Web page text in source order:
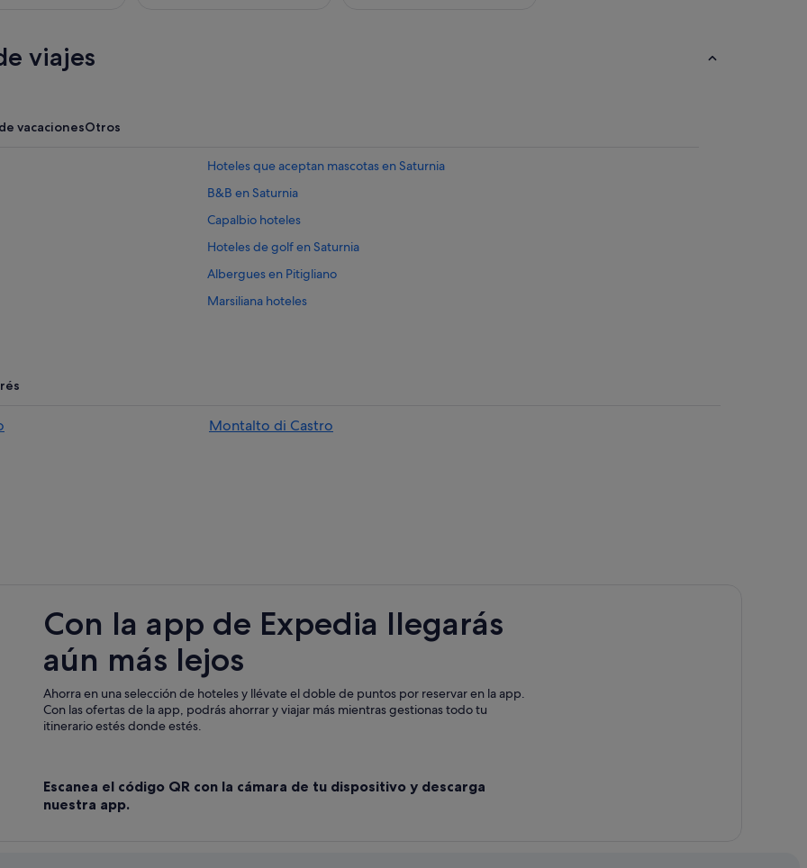
viajes
vacacionesOtros
Hoteles que aceptan mascotas en Saturnia
B&B en Saturnia
Capalbio hoteles
Hoteles de golf en Saturnia
Albergues en Pitigliano
Marsiliana hoteles
Hoteles cerca de Jardín del Tarot
Posadas en Saturnia
Ansedonia hoteles
Borgo Carige hoteles
Hoteles con restaurante en Saturnia
Montalto di Castro
Con la app de Expedia llegarás
aún más lejos
Ahorra en una selección de hoteles y llévate el doble de puntos por reservar en la app.
Con las ofertas de la app, podrás ahorrar y viajar más mientras gestionas todo tu
itinerario estés donde estés.
Escanea el código QR con la cámara de tu dispositivo y descarga
nuestra app.